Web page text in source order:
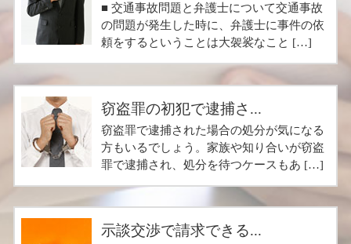
■ 交通事故問題と弁護士について交通事故
の問題が発生した時に、弁護士に事件の依
頼をするということは大袈裟なこと […]
窃盗罪の初犯で逮捕さ...
窃盗罪で逮捕された場合の処分が気になる
方もいるでしょう。家族や知り合いが窃盗
罪で逮捕され、処分を待つケースもあ […]
示談交渉で請求できる...